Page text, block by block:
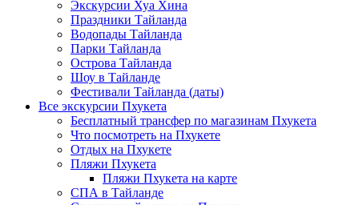
Экскурсии Хуа Хина
Праздники Тайланда
Водопады Тайланда
Парки Тайланда
Острова Тайланда
Шоу в Тайланде
Фестивали Тайланда (даты)
Все экскурсии Пхукета
Бесплатный трансфер по магазинам Пхукета
Что посмотреть на Пхукете
Отдых на Пхукете
Пляжи Пхукета
Пляжи Пхукета на карте
СПА в Тайланде